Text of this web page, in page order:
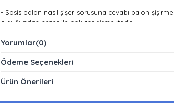
- Sosis balon nasıl şişer sorusuna cevabı balon
olduğundan nefes ile çok zor şişmektedir.
- Balon pompasını
Yorumlar(0)
Ödeme Seçenekleri
Ürün Önerileri